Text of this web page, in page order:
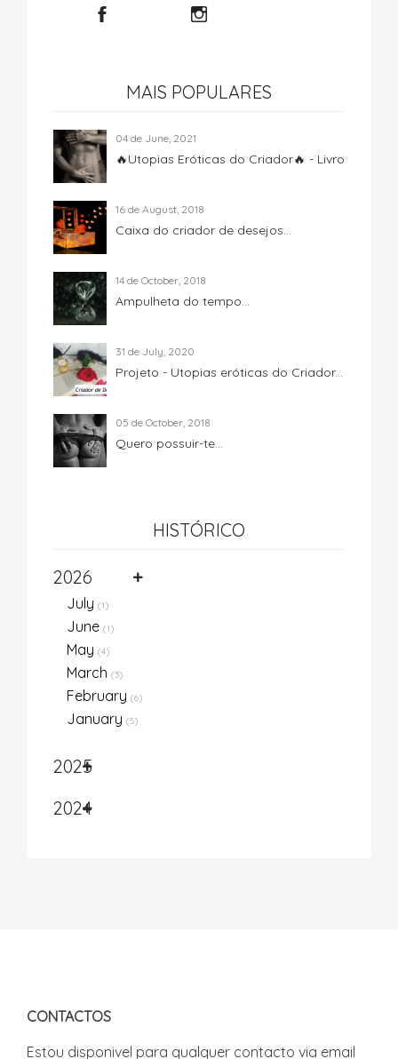
MAIS POPULARES
04 de June, 2021
🔥Utopias Eróticas do Criador🔥 - Livro
16 de August, 2018
Caixa do criador de desejos...
14 de October, 2018
Ampulheta do tempo...
31 de July, 2020
Projeto - Utopias eróticas do Criador...
05 de October, 2018
Quero possuir-te...
HISTÓRICO
2026
July (1)
June (1)
May (4)
March (3)
February (6)
January (5)
2025
2024
CONTACTOS
Estou disponivel para qualquer contacto via email